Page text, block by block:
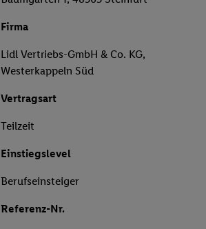
Firma
Lidl Vertriebs-GmbH & Co. KG,
Westerkappeln Süd
Vertragsart
Teilzeit
Einstiegslevel
Berufseinsteiger
Referenz-Nr.